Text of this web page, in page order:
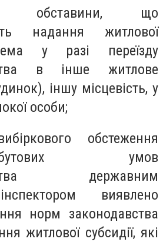
обставини, що
надання житлової
у разі переїзду
в інше житлове
іншу місцевість, у
особи;
обстеження
побутових умов
державним
виявлено
норм законодавства
житлової субсидії, які